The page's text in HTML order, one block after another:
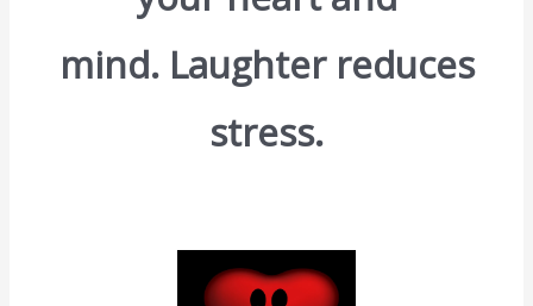
mind. Laughter reduces
stress.